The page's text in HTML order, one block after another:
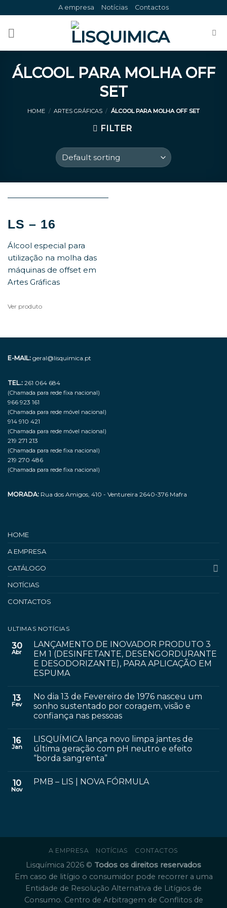
to
content
A empresa Notícias Contactos
ÁLCOOL PARA MOLHA OFF
SET
HOME / ARTES GRÁFICAS / ÁLCOOL PARA MOLHA OFF SET
FILTER
LS – 16
Álcool especial para
utilização na molha das
máquinas de offset em
Artes Gráficas
Ver produto
E-MAIL: geral@lisquimica.pt
TEL.: 261 064 684
(Chamada para rede fixa nacional)
966 923 161
(Chamada para rede móvel nacional)
914 910 421
(Chamada para rede móvel nacional)
219 271 213
(Chamada para rede fixa nacional)
219 270 486
(Chamada para rede fixa nacional)
MORADA: Rua dos Amigos, 410 - Ventureira 2640-376 Mafra
HOME
A EMPRESA
CATÁLOGO
NOTÍCIAS
CONTACTOS
ULTIMAS NOTÍCIAS
30
Abr
LANÇAMENTO DE INOVADOR PRODUTO 3
EM 1 (DESINFETANTE, DESENGORDURANTE
E DESODORIZANTE), PARA APLICAÇÃO EM
ESPUMA
13
Fev
No dia 13 de Fevereiro de 1976 nasceu um
sonho sustentado por coragem, visão e
confiança nas pessoas
16
Jan
LISQUÍMICA lança novo limpa jantes de
última geração com pH neutro e efeito
“borda sangrenta”
10
Nov
PMB – LIS | NOVA FÓRMULA
A EMPRESA NOTÍCIAS CONTACTOS
Lisquímica 2026 © Todos os direitos reservados
Em caso de litígio o consumidor pode recorrer a uma
Entidade de Resolução Alternativa de Litígios de
Consumo. Centro de Arbitragem de Conflitos de